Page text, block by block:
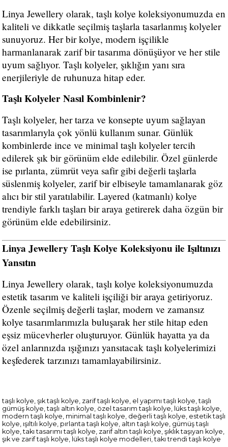
Linya Jewellery olarak, taşlı kolye koleksiyonumuzda en
kaliteli ve dikkatle seçilmiş taşlarla tasarlanmış kolyeler
sunuyoruz. Her bir kolye, modern işçilikle
harmanlanarak zarif bir tasarıma dönüşüyor ve her stile
uyum sağlıyor. Taşlı kolyeler, şıklığın yanı sıra
enerjileriyle de ruhunuza hitap eder.
Taşlı Kolyeler Nasıl Kombinlenir?
Taşlı kolyeler, her tarza ve konsepte uyum sağlayan
tasarımlarıyla çok yönlü kullanım sunar. Günlük
kombinlerde ince ve minimal taşlı kolyeler tercih
edilerek şık bir görünüm elde edilebilir. Özel günlerde
ise pırlanta, zümrüt veya safir gibi değerli taşlarla
süslenmiş kolyeler, zarif bir elbiseyle tamamlanarak göz
alıcı bir stil yaratılabilir. Layered (katmanlı) kolye
trendiyle farklı taşları bir araya getirerek daha özgün bir
görünüm elde edebilirsiniz.
Linya Jewellery Taşlı Kolye Koleksiyonu ile Işıltınızı
Yansıtın
Linya Jewellery olarak, taşlı kolye koleksiyonumuzda
estetik tasarım ve kaliteli işçiliği bir araya getiriyoruz.
Özenle seçilmiş değerli taşlar, modern ve zamansız
kolye tasarımlarımızla buluşarak her stile hitap eden
eşsiz mücevherler oluşturuyor. Günlük hayatta ya da
özel anlarınızda ışığınızı yansıtacak taşlı kolyelerimizi
keşfederek tarzınızı tamamlayabilirsiniz.
taşlı kolye, şık taşlı kolye, zarif taşlı kolye, el yapımı taşlı kolye, taşlı
gümüş kolye, taşlı altın kolye, özel tasarım taşlı kolye, lüks taşlı kolye,
modern taşlı kolye, minimal taşlı kolye, değerli taşlı kolye, estetik taşlı
kolye, ışıltılı kolye, pırlanta taşlı kolye, altın taşlı kolye, gümüş taşlı
kolye, takı tasarımı taşlı kolye, zarif altın taşlı kolye, şıklık taşıyan kolye,
şık ve zarif taşlı kolye, lüks taşlı kolye modelleri, takı trendi taşlı kolye